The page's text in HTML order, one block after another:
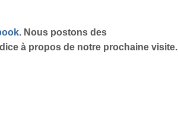
. Nous postons des
à propos de notre prochaine visite.